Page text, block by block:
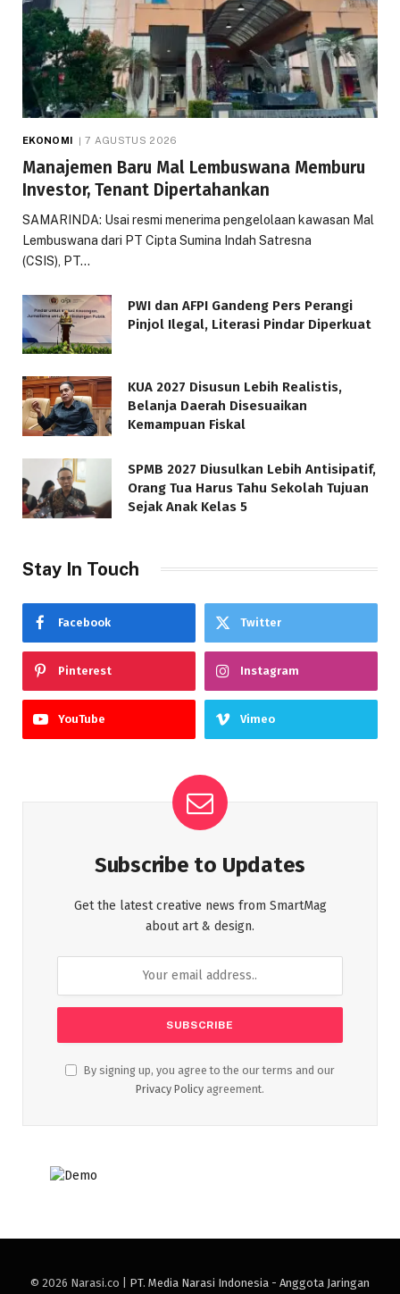
EKONOMI 7 AGUSTUS 2026
Manajemen Baru Mal Lembuswana Memburu
Investor, Tenant Dipertahankan
SAMARINDA: Usai resmi menerima pengelolaan kawasan Mal
Lembuswana dari PT Cipta Sumina Indah Satresna
(CSIS), PT…
PWI dan AFPI Gandeng Pers Perangi
Pinjol Ilegal, Literasi Pindar Diperkuat
KUA 2027 Disusun Lebih Realistis,
Belanja Daerah Disesuaikan
Kemampuan Fiskal
SPMB 2027 Diusulkan Lebih Antisipatif,
Orang Tua Harus Tahu Sekolah Tujuan
Sejak Anak Kelas 5
Stay In Touch
Facebook Twitter
Pinterest Instagram
YouTube Vimeo
Subscribe to Updates
Get the latest creative news from SmartMag
about art & design.
By signing up, you agree to the our terms and our
Privacy Policy agreement.
© 2026 Narasi.co | PT. Media Narasi Indonesia - Anggota Jaringan